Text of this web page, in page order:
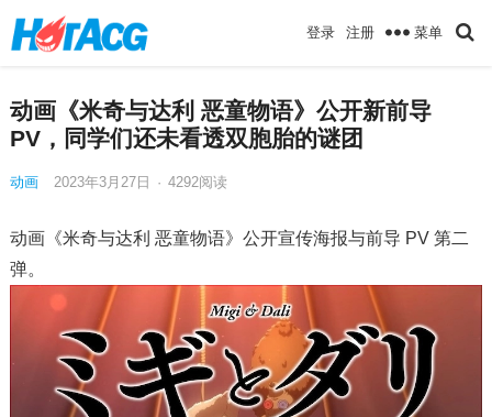
登录 注册 菜单
动画《米奇与达利 恶童物语》公开新前导
PV，同学们还未看透双胞胎的谜团
动画 2023年3月27日 · 4292阅读
动画《米奇与达利 恶童物语》公开宣传海报与前导 PV 第二
弹。